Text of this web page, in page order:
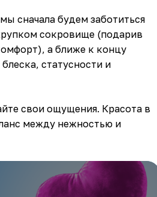
сначала будем заботиться
сокровище (подарив
а ближе к концу
статусности и
свои ощущения. Красота в
между нежностью и